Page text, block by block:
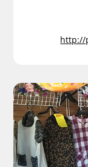
http://